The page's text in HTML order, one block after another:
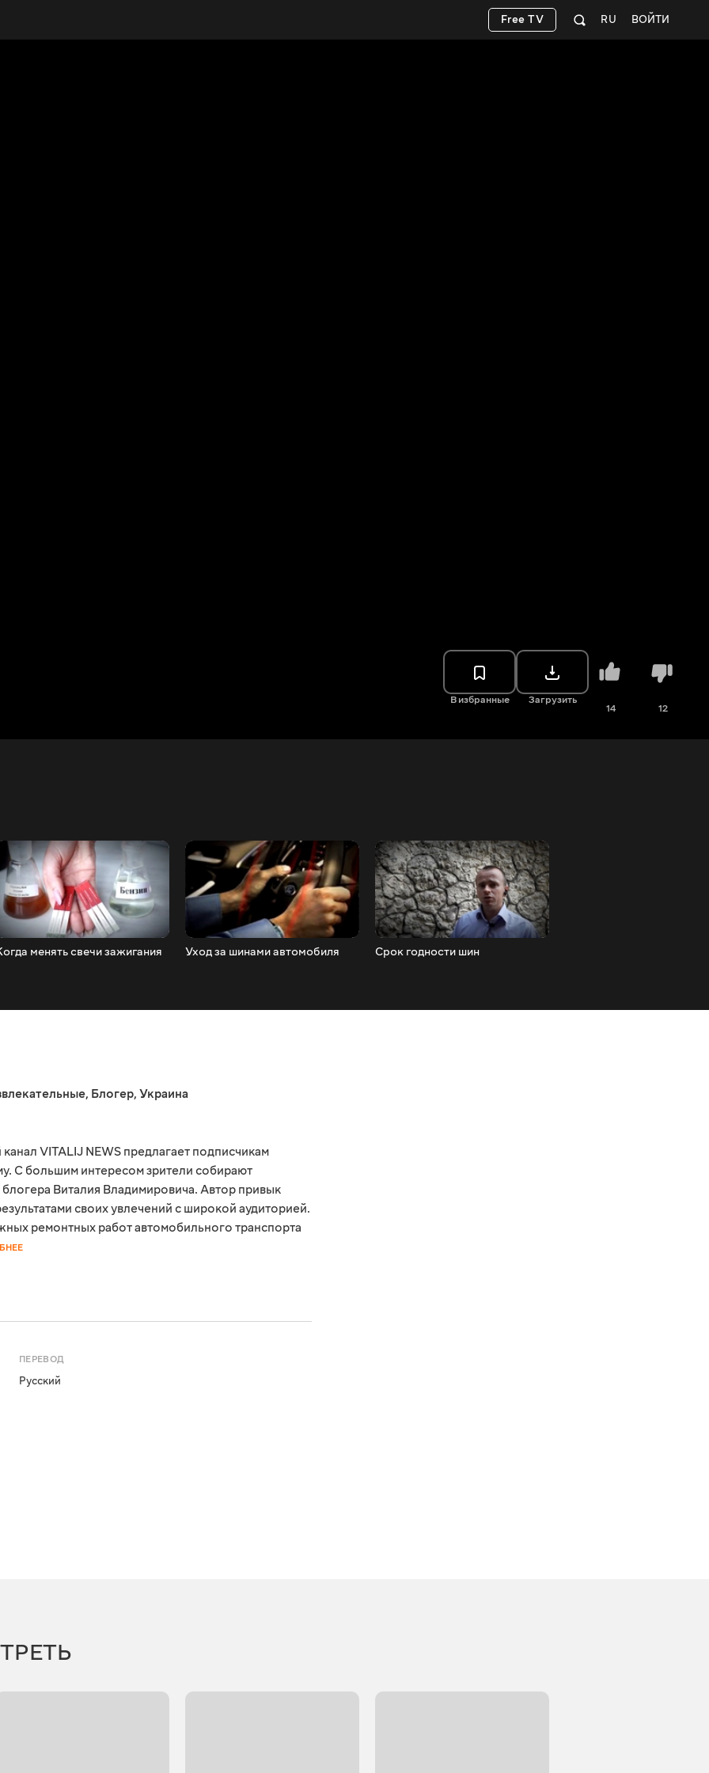
ВОЙТИ
RU
Free TV
В избранные Загрузить
14 12
менять свечи зажигания Уход за шинами автомобиля Срок годности шин
, Блогер, Украина
VITALIJ NEWS предлагает подписчикам
С большим интересом зрители собирают
Виталия Владимировича. Автор привык
своих увлечений с широкой аудиторией.
ремонтных работ автомобильного транспорта
ПЕРЕВОД
Русский